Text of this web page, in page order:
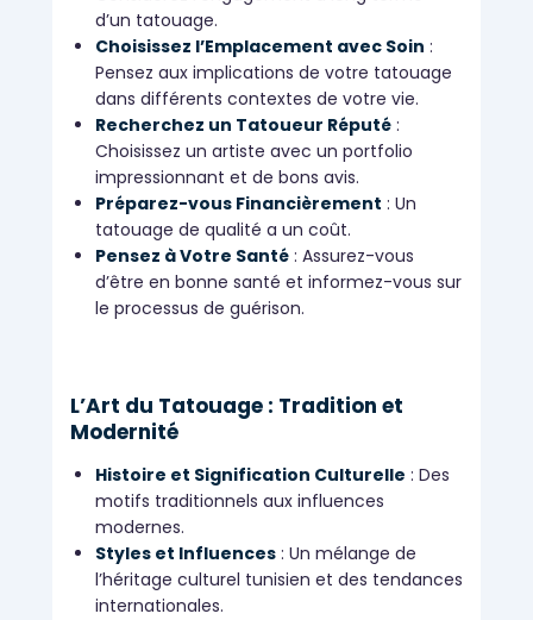
d’un tatouage.
Choisissez l’Emplacement avec Soin :
Pensez aux implications de votre tatouage
dans différents contextes de votre vie.
Recherchez un Tatoueur Réputé :
Choisissez un artiste avec un portfolio
impressionnant et de bons avis.
Préparez-vous Financièrement : Un
tatouage de qualité a un coût.
Pensez à Votre Santé : Assurez-vous
d’être en bonne santé et informez-vous sur
le processus de guérison.
L’Art du Tatouage : Tradition et
Modernité
Histoire et Signification Culturelle : Des
motifs traditionnels aux influences
modernes.
Styles et Influences : Un mélange de
l’héritage culturel tunisien et des tendances
internationales.